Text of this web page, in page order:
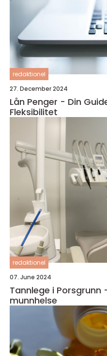
redaktionel
27. December 2024
Lån Penger - Din
Fleksibilitet
redaktionel
07. June 2024
Tannlege i
munnhelse